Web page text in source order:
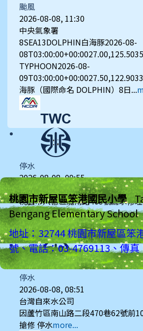
颱風
2026-08-08, 11:30
中央氣象署
8SEA13DOLPHIN白海豚2026-08-
TYPHOON2026-08-
海豚（國際命名 DOLPHIN）8日...
停水
2026-08-08, 09:55
台灣自來水公司
桃園市八德區龍南路409號漏水修理
停水
2026-08-08, 08:51
台灣自來水公司
因蘆竹區南山路二段470巷62號前
搶修 停水more...
桃園市新屋區笨港國民小學
Bengang Elementary School
地址：32744 桃園市新屋區笨
號、電話：03-4769113、傳